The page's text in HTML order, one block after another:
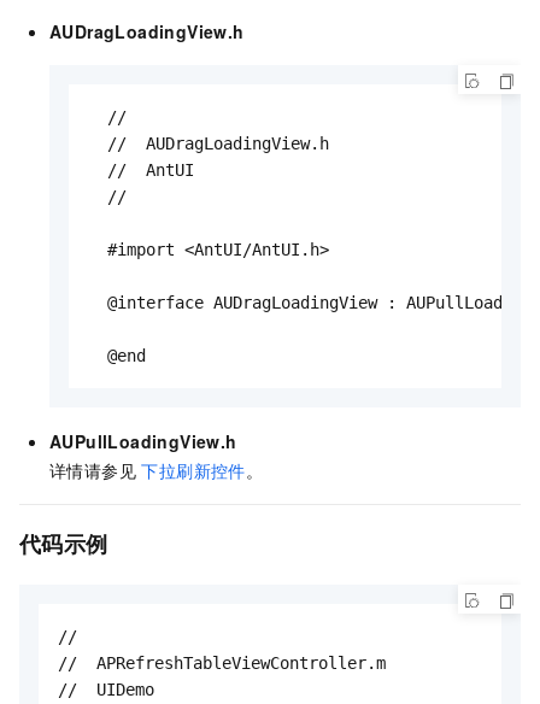
AUDragLoadingView.h
  //
  //  AUDragLoadingView.h
  //  AntUI
  //
  #import <AntUI/AntUI.h>
@interface AUDragLoadingView :
  @end
AUPullLoadingView.h
详情请参见下拉刷新控件。
代码示例
//
//  APRefreshTableViewController.m
//  UIDemo